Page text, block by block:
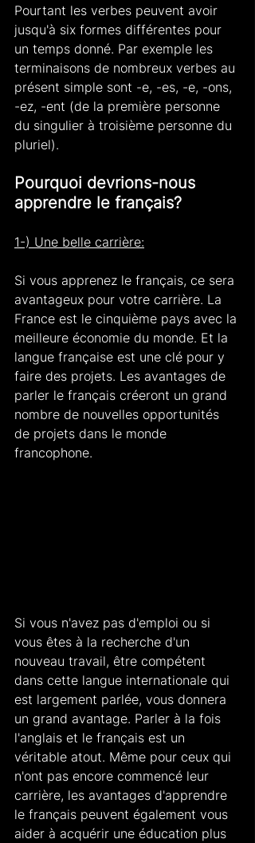
Pourtant les verbes peuvent avoir
jusqu'à six formes différentes pour
un temps donné. Par exemple les
terminaisons de nombreux verbes au
présent simple sont -e, -es, -e, -ons,
-ez, -ent (de la première personne
du singulier à troisième personne du
pluriel).
Pourquoi devrions-nous
apprendre le français?
1-) Une belle carrière:
Si vous apprenez le français, ce sera
avantageux pour votre carrière. La
France est le cinquième pays avec la
meilleure économie du monde. Et la
langue française est une clé pour y
faire des projets. Les avantages de
parler le français créeront un grand
nombre de nouvelles opportunités
de projets dans le monde
francophone.
Si vous n'avez pas d'emploi ou si
vous êtes à la recherche d'un
nouveau travail, être compétent
dans cette langue internationale qui
est largement parlée, vous donnera
un grand avantage. Parler à la fois
l'anglais et le français est un
véritable atout. Même pour ceux qui
n'ont pas encore commencé leur
carrière, les avantages d'apprendre
le français peuvent également vous
aider à acquérir une éducation plus